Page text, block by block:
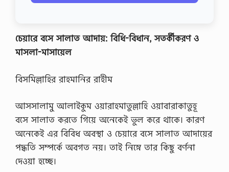
চেয়ারে বসে সালাত আদায়: বিধি-বিধান, সতর্কীকরণ ও
মাসলা-মাসায়েল
বিসমিল্লাহির রাহমানির রাহীম
আসসালামু আলাইকুম ওয়ারাহমাতুল্লাহি ওয়াবারাকাতুহূ
বসে সালাত করতে গিয়ে অনেকেই ভুল করে থাকে। কারণ
অনেকেই এর বিবিধ অবস্থা ও চেয়ারে বসে সালাত আদায়ের
পদ্ধতি সম্পর্কে অবগত নয়। তাই নিম্নে তার কিছু বর্ণনা
দেওয়া হচ্ছে।